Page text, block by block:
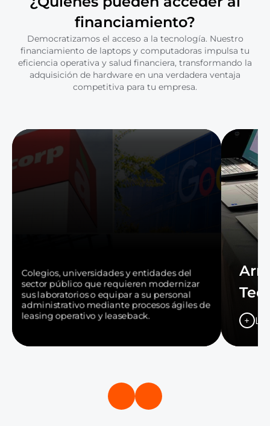
financiamiento?
Democratizamos el acceso a la tecnología. Nuestro
financiamiento de laptops y computadoras impulsa tu
eficiencia operativa y salud financiera, transformando la
adquisición de hardware en una verdadera ventaja
competitiva para tu empresa.
Colegios, universidades y entidades del
sector público que requieren modernizar
sus laboratorios o equipar a su personal
administrativo mediante procesos ágiles de
leasing operativo y leaseback. +